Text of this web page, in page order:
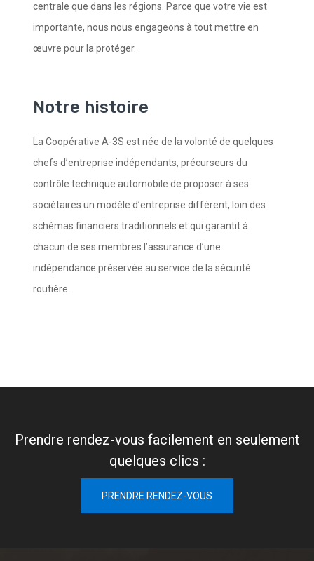
centrale que dans les régions. Parce que votre vie est
importante, nous nous engageons à tout mettre en
œuvre pour la protéger.
Notre histoire
La Coopérative A-3S est née de la volonté de quelques
chefs d’entreprise indépendants, précurseurs du
contrôle technique automobile de proposer à ses
sociétaires un modèle d’entreprise différent, loin des
schémas financiers traditionnels et qui garantit à
chacun de ses membres l’assurance d’une
indépendance préservée au service de la sécurité
routière.
Prendre rendez-vous facilement en seulement
quelques clics :
PRENDRE RENDEZ-VOUS